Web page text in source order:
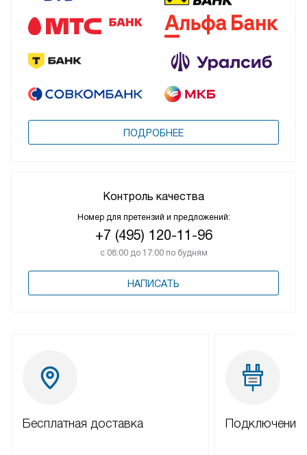
ПОДРОБНЕЕ
Контроль качества
Номер для претензий и предложений:
+7 (495) 120-11-96
с 08:00 до 17:00 по будням
НАПИСАТЬ
Бесплатная доставка Подключение